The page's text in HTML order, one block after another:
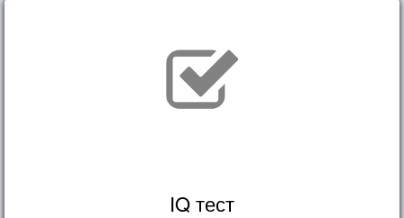
IQ тест